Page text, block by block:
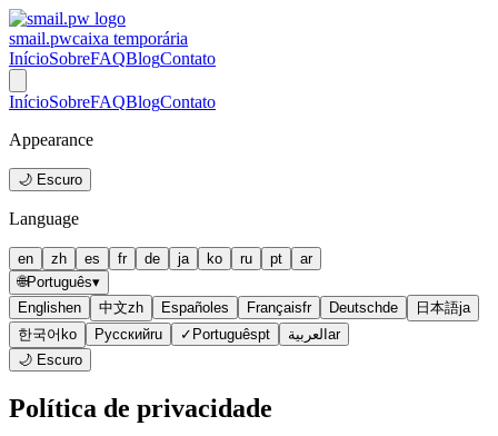
smail.pwcaixa temporária
InícioSobreFAQBlogContato
InícioSobreFAQBlogContato
Appearance
🌙 Escuro
Language
en zh es fr de ja ko ru pt
ar
🌐Português▾
Englishen 中文zh Español es Françaisfr Deutschde 日本語ja
한국어 ko Русскийru ✓ Portuguêspt العربية ar
🌙 Escuro
Política de privacidade